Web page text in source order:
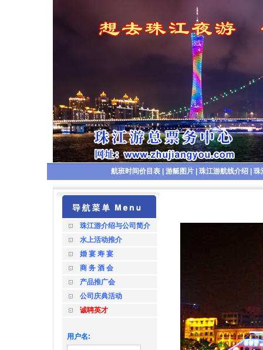
航班时间价目表| 游艇图片| 珠江游航线介绍| 珠
珠江游介绍与公司简介
水上活动推介
婚 宴 寿 宴
商 务 酒 会
产品推广会
公司庆典活动
诚聘英才
用户名: